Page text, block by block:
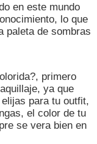
en este mundo
lo que
paleta de sombras
primero
ya que
para tu outfit,
el color de tu
se vera bien en